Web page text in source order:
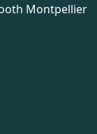
Montpellier